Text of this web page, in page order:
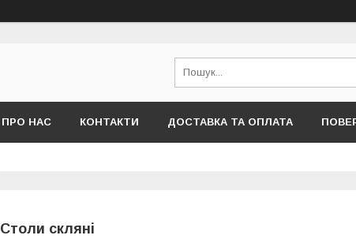
ПРО НАС КОНТАКТИ ДОСТАВКА ТА ОПЛАТА
Столи скляні